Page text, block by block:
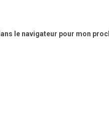
le navigateur pour mon